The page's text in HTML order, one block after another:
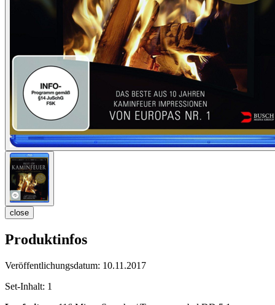
close
Produktinfos
Veröffentlichungsdatum: 10.11.2017
Set-Inhalt: 1